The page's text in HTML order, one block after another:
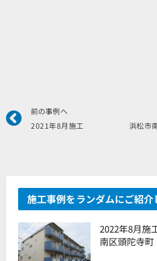
Prev
前の事例へ
2021年8月施工 浜松市南区
施工事例をランダムにご紹介
2022年8
南区頭陀